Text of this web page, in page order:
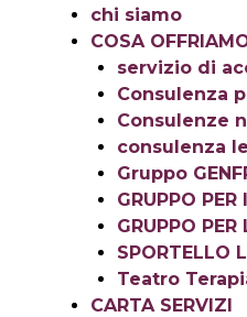
chi siamo
COSA
servizio di
Consulenza
Consulenze
consulenza
Gruppo
GRUPPO
GRUPPO
SPORTELLO
Teatro
CARTA SERVIZI